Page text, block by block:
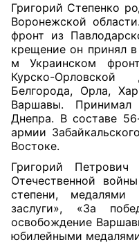
Григорий Степенко
Воронежской
фронт из
крещение он принял
м Украинском
Курско-
Белгорода, Орла,
Варшавы.
Днепра. В составе
армии
Востоке.
Григорий
Отечественной
степени, медалями
заслуги», «За
освобождение
юбилейными